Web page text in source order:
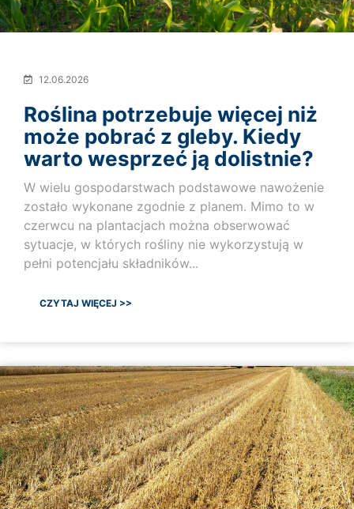
12.06.2026
Roślina potrzebuje więcej niż
może pobrać z gleby. Kiedy
warto wesprzeć ją dolistnie?
W wielu gospodarstwach podstawowe nawożenie
zostało wykonane zgodnie z planem. Mimo to w
czerwcu na plantacjach można obserwować
sytuacje, w których rośliny nie wykorzystują w
pełni potencjału składników...
CZYTAJ WIĘCEJ >>